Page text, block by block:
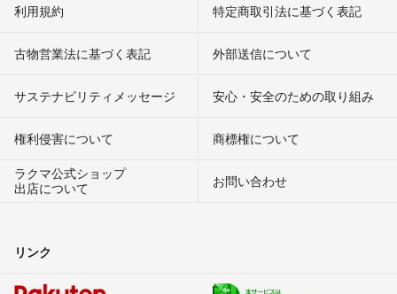
利用規約 特定商取引法に基づく表記
古物営業法に基づく表記 外部送信について
サステナビリティメッセージ 安心・安全のための取り組み
権利侵害について
商標権について
ラクマ公式ショップ
出店について
お問い合わせ
リンク